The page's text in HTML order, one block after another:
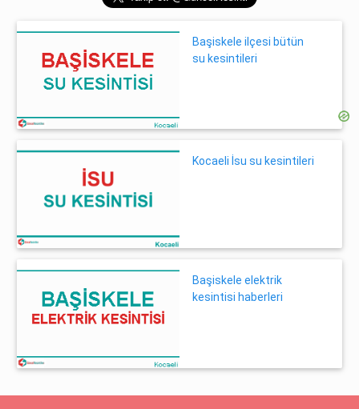
Başiskele ilçesi bütün
su kesintileri
Kocaeli İsu su kesintileri
Başiskele elektrik
kesintisi haberleri